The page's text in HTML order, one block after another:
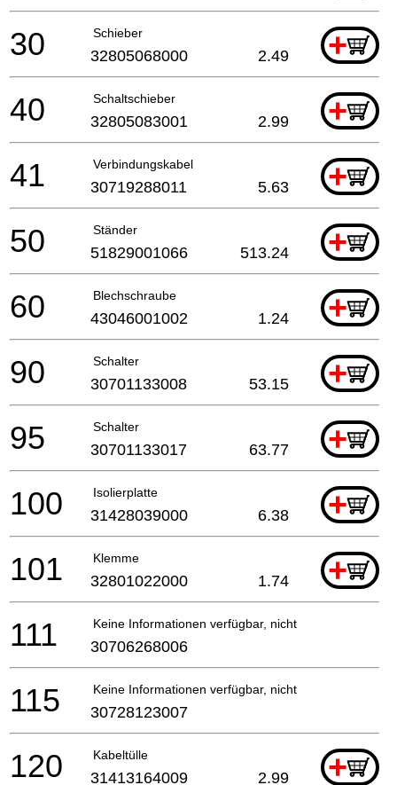
Schieber +
30 32805068000 2.49
Schaltschieber +
40 32805083001 2.99
Verbindungskabel +
41 30719288011 5.63
Ständer +
50 51829001066 513.24
Blechschraube +
60 43046001002 1.24
Schalter +
90 30701133008 53.15
Schalter +
95 30701133017 63.77
Isolierplatte +
100 31428039000 6.38
Klemme +
101 32801022000 1.74
Keine Informationen verfügbar, nicht bestellbar
111 30706268006
Keine Informationen verfügbar, nicht bestellbar
115 30728123007
Kabeltülle +
120 31413164009 2.99